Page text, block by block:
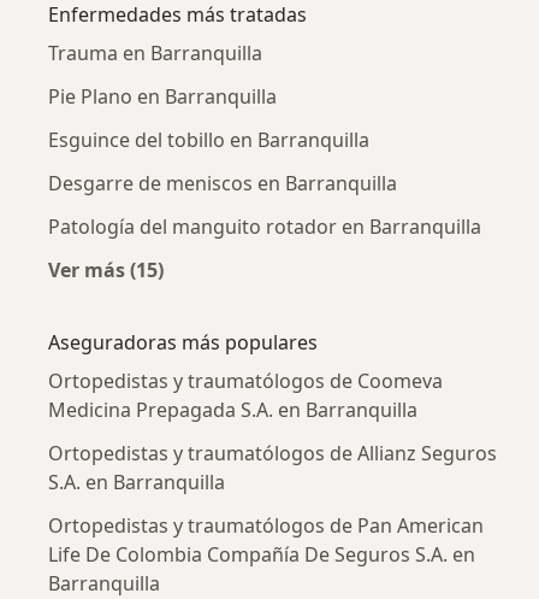
Enfermedades más tratadas
Trauma en Barranquilla
Pie Plano en Barranquilla
Esguince del tobillo en Barranquilla
Desgarre de meniscos en Barranquilla
Patología del manguito rotador en Barranquilla
Ver más (15)
Aseguradoras más populares
Ortopedistas y traumatólogos de Coomeva
Medicina Prepagada S.A. en Barranquilla
Ortopedistas y traumatólogos de Allianz Seguros
S.A. en Barranquilla
Ortopedistas y traumatólogos de Pan American
Life De Colombia Compañía De Seguros S.A. en
Barranquilla